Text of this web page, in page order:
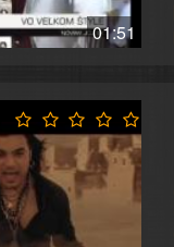
01:51